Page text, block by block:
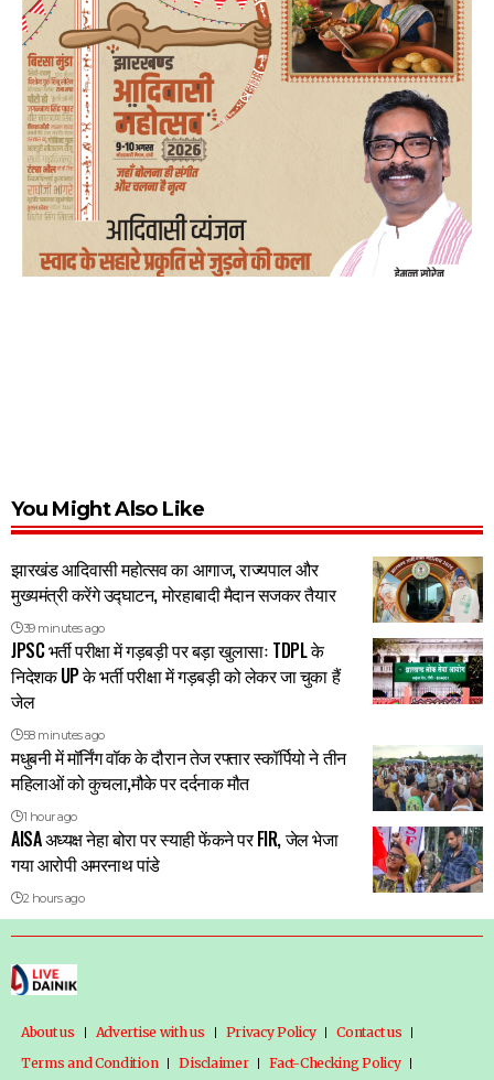
You Might Also Like
झारखंड आदिवासी महोत्सव का आगाज, राज्यपाल और
मुख्यमंत्री करेंगे उद्घाटन, मोरहाबादी मैदान सजकर तैयार
39 minutes ago
JPSC भर्ती परीक्षा में गड़बड़ी पर बड़ा खुलासाः TDPL के
निदेशक UP के भर्ती परीक्षा में गड़बड़ी को लेकर जा चुका हैं
जेल
58 minutes ago
मधुबनी में मॉर्निंग वॉक के दौरान तेज रफ्तार स्कॉर्पियो ने तीन
महिलाओं को कुचला,मौके पर दर्दनाक मौत
1 hour ago
AISA अध्यक्ष नेहा बोरा पर स्याही फेंकने पर FIR, जेल भेजा
गया आरोपी अमरनाथ पांडे
2 hours ago
About us Advertise with us Privacy Policy
Contact us
Terms and Condition
Disclaimer Fact-Checking Policy